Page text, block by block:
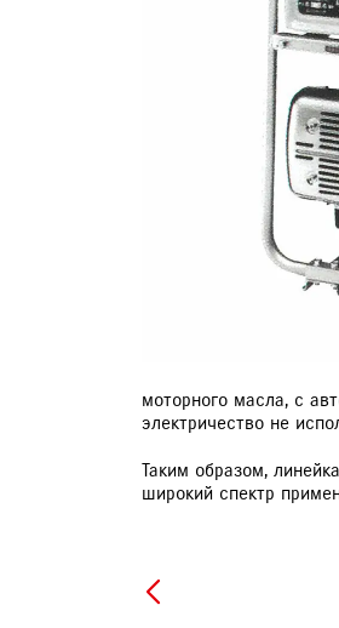
ДИАГНОСТИКА
моторного масла, с
электричество не
Таким образом,
широкий спектр